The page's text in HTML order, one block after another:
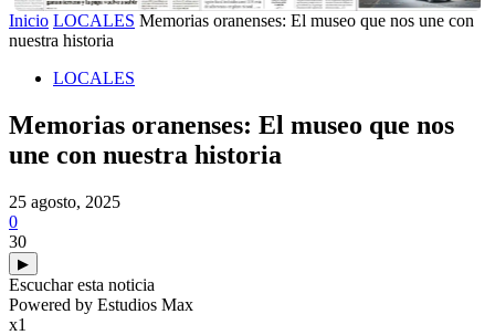
Inicio LOCALES Memorias oranenses: El museo que nos une con
nuestra historia
LOCALES
Memorias oranenses: El museo que nos
une con nuestra historia
25 agosto, 2025
0
30
▶
Escuchar esta noticia
Powered by Estudios Max
x1